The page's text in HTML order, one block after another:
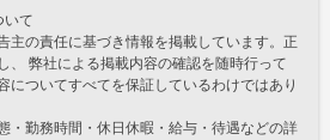
いて
主の責任に基づき情報を掲載しています。正
、 弊社による掲載内容の確認を随時行って
についてすべてを保証しているわけではあり
・勤務時間・休日休暇・給与・待遇などの詳